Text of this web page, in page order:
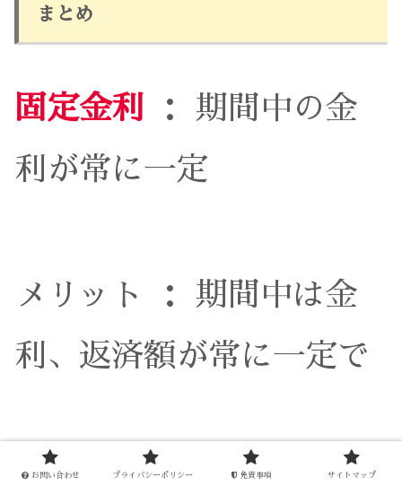
まとめ
固定金利
： 期間中の金
利が常に一定
メリット ： 期間中は金
利、返済額が常に一定で
お問い合わせ プライバシーポリシー 免責事項 サイトマップ